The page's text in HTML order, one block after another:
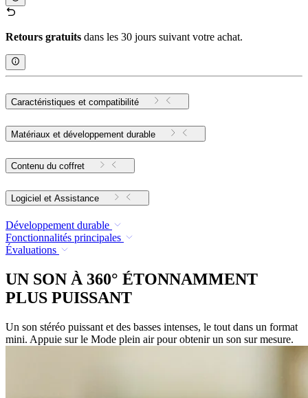
Retours gratuits dans les 30 jours suivant votre achat.
Caractéristiques et compatibilité
Matériaux et développement durable
Contenu du coffret
Logiciel et Assistance
Développement durable
Fonctionnalités principales
Évaluations
UN SON À 360° ÉTONNAMMENT
PLUS PUISSANT
Un son stéréo puissant et des basses intenses, le tout dans un format
mini. Appuie sur le Mode plein air pour obtenir un son sur mesure.